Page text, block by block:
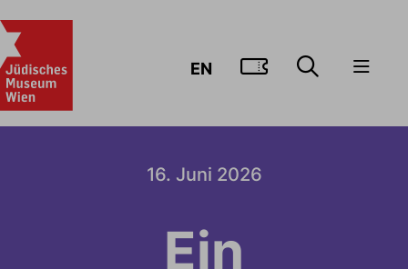
EN ZUM
16. Juni 2026
Ein